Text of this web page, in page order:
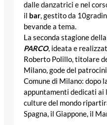
dalle danzatrici e nel
il bar, gestito da
bevande a tema.
La seconda stagione
PARCO, ideata e
Roberto Polillo, titolare
Milano, gode del
Comune di Milano: dopo
appuntamenti dedicati ai
culture del mondo
Spagna, il Giappone, il